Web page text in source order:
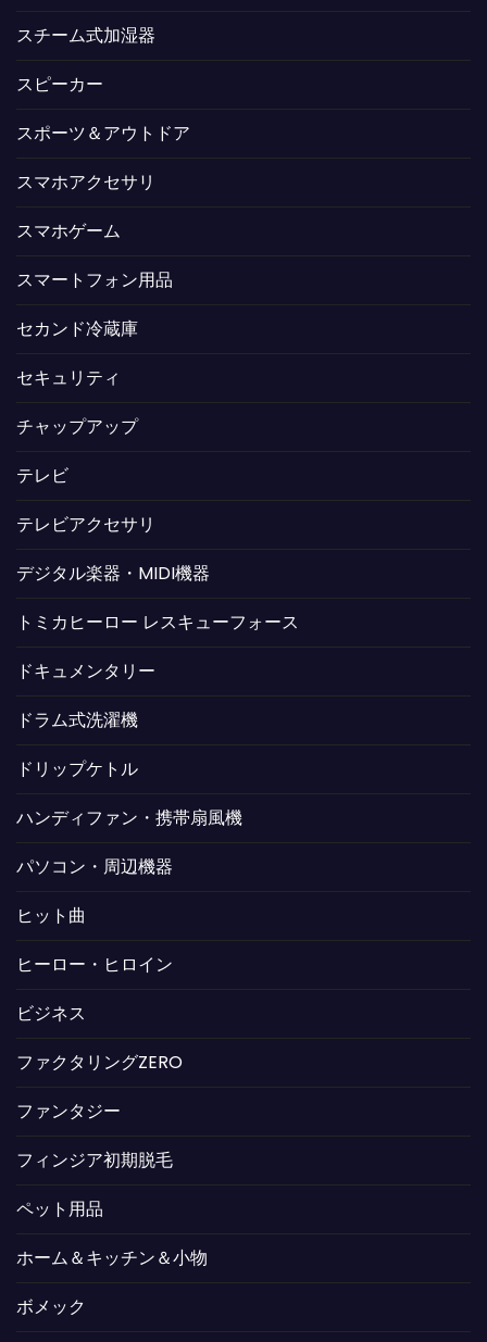
スチーム式加湿器
スピーカー
スポーツ＆アウトドア
スマホアクセサリ
スマホゲーム
スマートフォン用品
セカンド冷蔵庫
セキュリティ
チャップアップ
テレビ
テレビアクセサリ
デジタル楽器・MIDI機器
トミカヒーロー レスキューフォース
ドキュメンタリー
ドラム式洗濯機
ドリップケトル
ハンディファン・携帯扇風機
パソコン・周辺機器
ヒット曲
ヒーロー・ヒロイン
ビジネス
ファクタリングZERO
ファンタジー
フィンジア初期脱毛
ペット用品
ホーム＆キッチン＆小物
ボメック